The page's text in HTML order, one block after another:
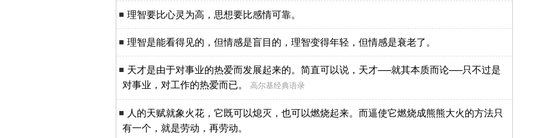
理智要比心灵为高，思想要比感情可靠。
理智是能看得见的，但情感是盲目的，理智变得年轻，但情感是衰老了。
天才是由于对事业的热爱而发展起来的。简直可以说，天才──就其本质而论──只不过是
对事业，对工作的热爱而已。 高尔基经典语录
人的天赋就象火花，它既可以熄灭，也可以燃烧起来。而逼使它燃烧成熊熊大火的方法只
有一个，就是劳动，再劳动。